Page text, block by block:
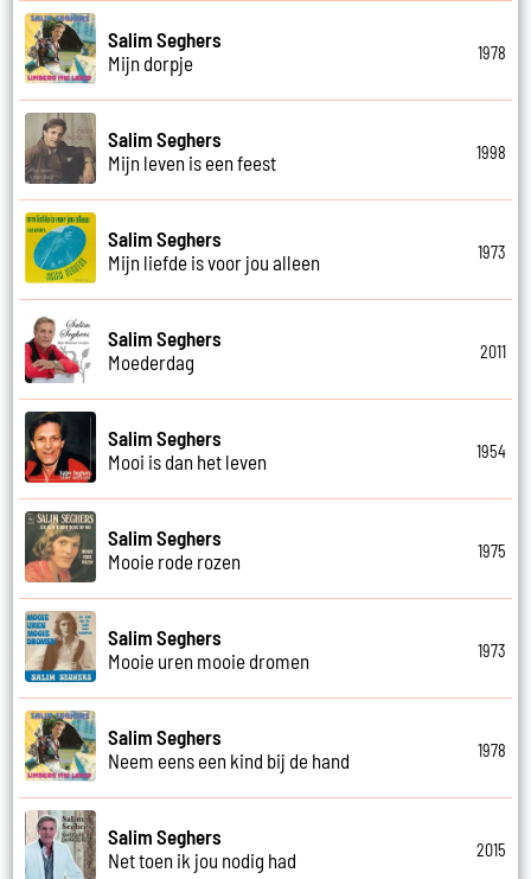
Salim Seghers
Mijn dorpje
1978
Salim Seghers
Mijn leven is een feest
1998
Salim Seghers
Mijn liefde is voor jou alleen
1973
Salim Seghers
Moederdag
2011
Salim Seghers
Mooi is dan het leven
1954
Salim Seghers
Mooie rode rozen
1975
Salim Seghers
Mooie uren mooie dromen
1973
Salim Seghers
Neem eens een kind bij de hand
1978
Salim Seghers
Net toen ik jou nodig had
2015